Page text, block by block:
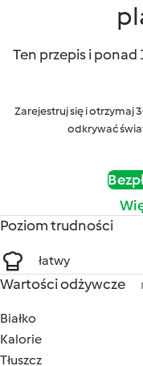
Ten przepis i
Zarejestruj się i otrzymaj
odkrywać
Poziom trudności
łatwy
Wartości odżywcze
Białko
Kalorie
Tłuszcz